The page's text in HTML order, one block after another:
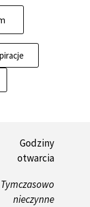
Godziny
otwarcia
Tymczasowo
nieczynne